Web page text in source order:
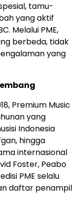
tamu-
yang aktif
Melalui PME,
berbeda, tidak
yang
Premium Music
yang
Indonesia
hingga
internasional
Foster, Peabo
PME selalu
daftar penampil